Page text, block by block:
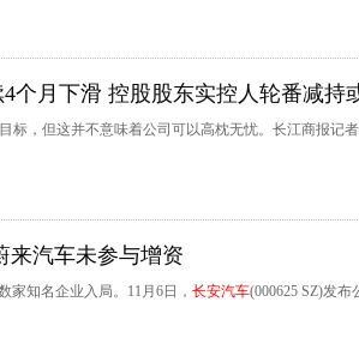
个月下滑 控股股东实控人轮番减持
标，但这并不意味着公司可以高枕无忧。长江商报记
来汽车未参与增资
家知名企业入局。11月6日， 长安汽车(000625 SZ)发